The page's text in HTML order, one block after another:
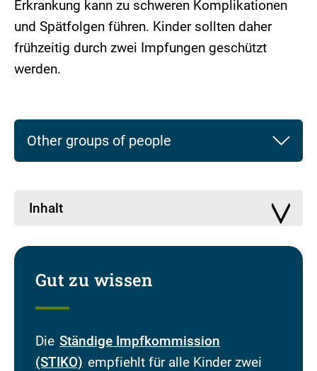
Erkrankung kann zu schweren Komplikationen
und Spätfolgen führen. Kinder sollten daher
frühzeitig durch zwei Impfungen geschützt
werden.
Other groups of people
Inhalt
Gut zu wissen
Die Ständige Impfkommission
(STIKO) empfiehlt für alle Kinder zwei